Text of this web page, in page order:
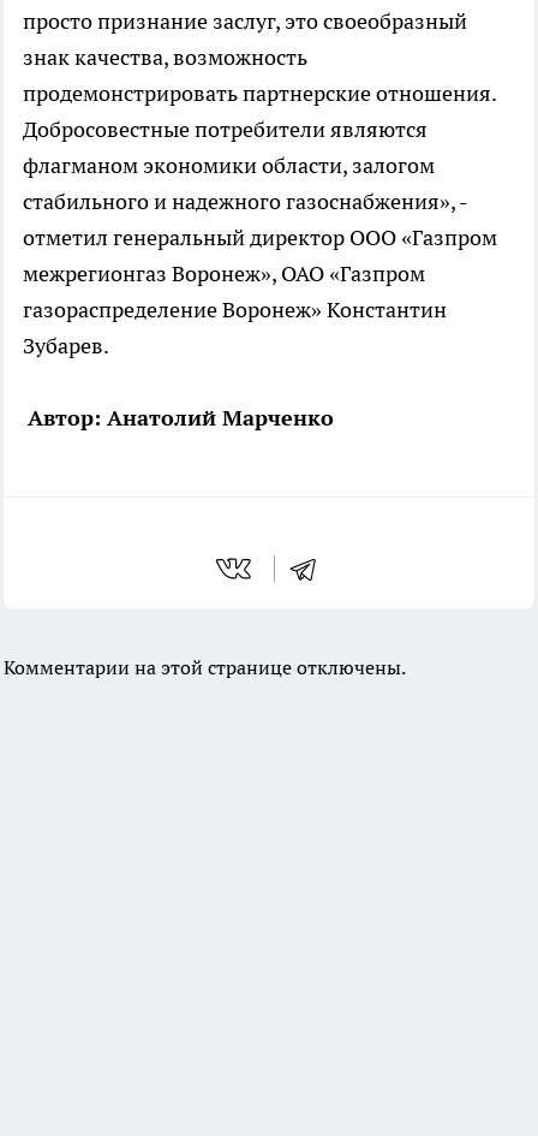
просто признание заслуг, это своеобразный
знак качества, возможность
продемонстрировать партнерские отношения.
Добросовестные потребители являются
флагманом экономики области, залогом
стабильного и надежного газоснабжения», -
отметил генеральный директор ООО «Газпром
межрегионгаз Воронеж», ОАО «Газпром
газораспределение Воронеж» Константин
Зубарев.
Автор: Анатолий Марченко
Комментарии на этой странице отключены.